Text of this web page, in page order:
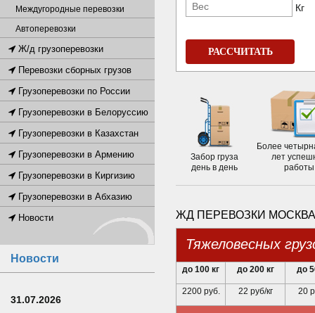
Кг
РАССЧИТАТЬ
Забор груза
день в день
Более
лет
работы
ЖД ПЕРЕВОЗКИ
Тяжеловесных
до 100 кг до 200 кг до
2200 руб. 22 руб/кг 20
Междугородные перевозки
Автоперевозки
Ж/д грузоперевозки
Перевозки сборных грузов
Грузоперевозки по России
Грузоперевозки в Белоруссию
Грузоперевозки в Казахстан
Грузоперевозки в Армению
Грузоперевозки в Киргизию
Грузоперевозки в Абхазию
Новости
Новости
31.07.2026